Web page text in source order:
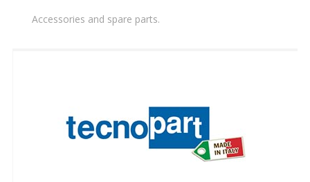
Accessories and spare parts.